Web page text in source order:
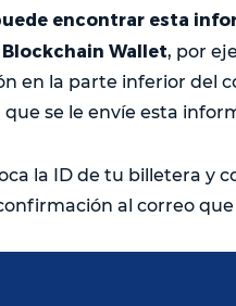
encontrar esta
Wallet, por
en la parte inferior del
se le envíe esta
la ID de tu billetera y
al correo